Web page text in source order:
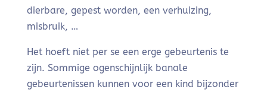
dierbare, gepest worden, een verhuizing,
misbruik, …
Het hoeft niet per se een erge gebeurtenis te
zijn. Sommige ogenschijnlijk banale
gebeurtenissen kunnen voor een kind bijzonder